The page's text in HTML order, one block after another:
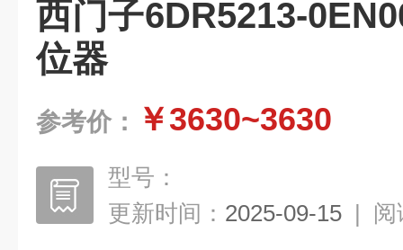
西门子6DR5213-
位器
参考价： ￥3630~3630
型号：
更新时间： 2025-09-15 | 阅